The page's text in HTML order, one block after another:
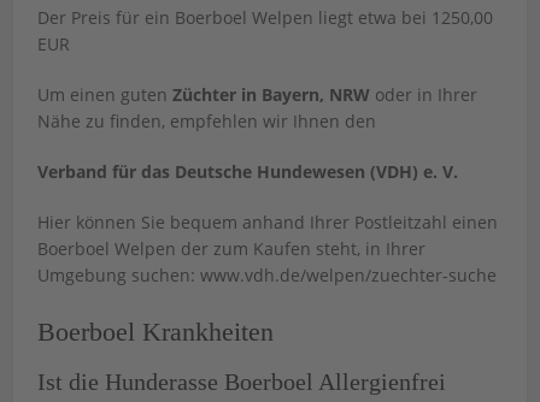
Der Preis für ein Boerboel Welpen liegt etwa bei 1250,00
EUR
Um einen gutenZüchter in Bayern, NRW oder in Ihrer
Nähe zu finden, empfehlen wir Ihnen den
Verband für das Deutsche Hundewesen (VDH) e. V.
Hier können Sie bequem anhand Ihrer Postleitzahl einen
Boerboel Welpen der zum Kaufen steht, in Ihrer
Umgebung suchen: www.vdh.de/welpen/zuechter-suche
Boerboel Krankheiten
Ist die Hunderasse Boerboel Allergienfrei